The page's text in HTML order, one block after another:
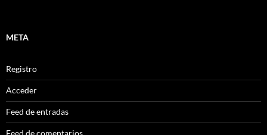
META
Registro
Acceder
Feed de entradas